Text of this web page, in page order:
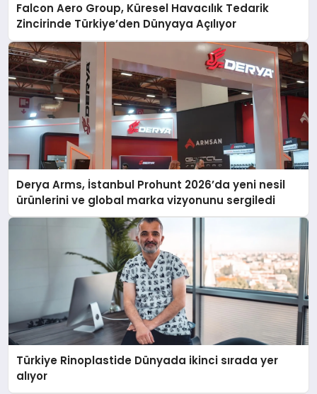
Falcon Aero Group, Küresel Havacılık Tedarik
Zincirinde Türkiye’den Dünyaya Açılıyor
Derya Arms, İstanbul Prohunt 2026’da yeni nesil
ürünlerini ve global marka vizyonunu sergiledi
Türkiye Rinoplastide Dünyada ikinci sırada yer
alıyor